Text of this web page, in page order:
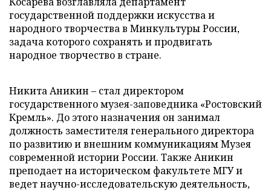
государственной поддержки искусства и
народного творчества в Минкультуры России,
задача которого сохранять и продвигать
народное творчество в стране.
Никита Аникин – стал директором
государственного музея-заповедника «Ростовский
Кремль». До этого назначения он занимал
должность заместителя генерального директора
по развитию и внешним коммуникациям Музея
современной истории России. Также Аникин
преподает на историческом факультете МГУ и
ведет научно-исследовательскую деятельность,